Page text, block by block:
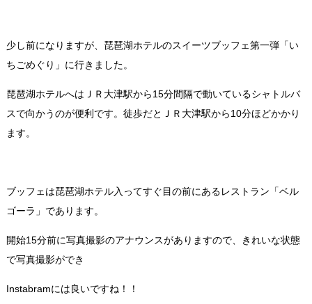
少し前になりますが、琵琶湖ホテルのスイーツブッフェ第一弾「い
ちごめぐり」に行きました。
琵琶湖ホテルへはＪＲ大津駅から15分間隔で動いているシャトルバ
スで向かうのが便利です。徒歩だとＪＲ大津駅から10分ほどかかり
ます。
ブッフェは琵琶湖ホテル入ってすぐ目の前にあるレストラン「ベル
ゴーラ」であります。
開始15分前に写真撮影のアナウンスがありますので、きれいな状態
で写真撮影ができ
Instabramには良いですね！！